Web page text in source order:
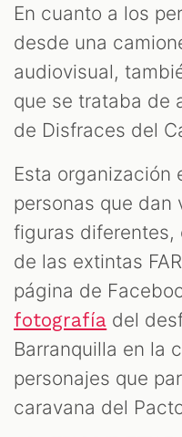
En cuanto a los
desde una
audiovisual,
que se trataba de
de Disfraces del
Esta organización
personas que dan
figuras diferentes,
de las extintas
página de
fotografía del
Barranquilla en la
personajes que
caravana del